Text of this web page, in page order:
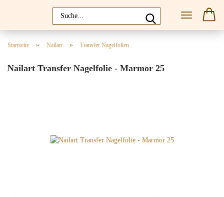
Startseite » Nailart » Transfer Nagelfolien
Nailart Transfer Nagelfolie - Marmor 25